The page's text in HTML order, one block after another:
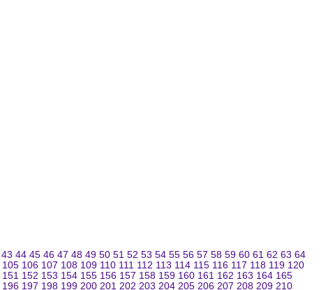
43 44 45 46 47 48 49 50 51 52 53 54 55 56 57 58 59 60 61 62 63 64
105 106 107 108 109 110 111 112 113 114 115 116 117 118 119 120
151 152 153 154 155 156 157 158 159 160 161 162 163 164 165
196 197 198 199 200 201 202 203 204 205 206 207 208 209 210